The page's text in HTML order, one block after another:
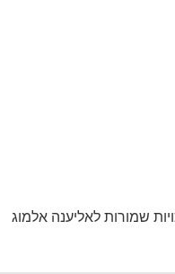
שמורות לאליענה אלמוג